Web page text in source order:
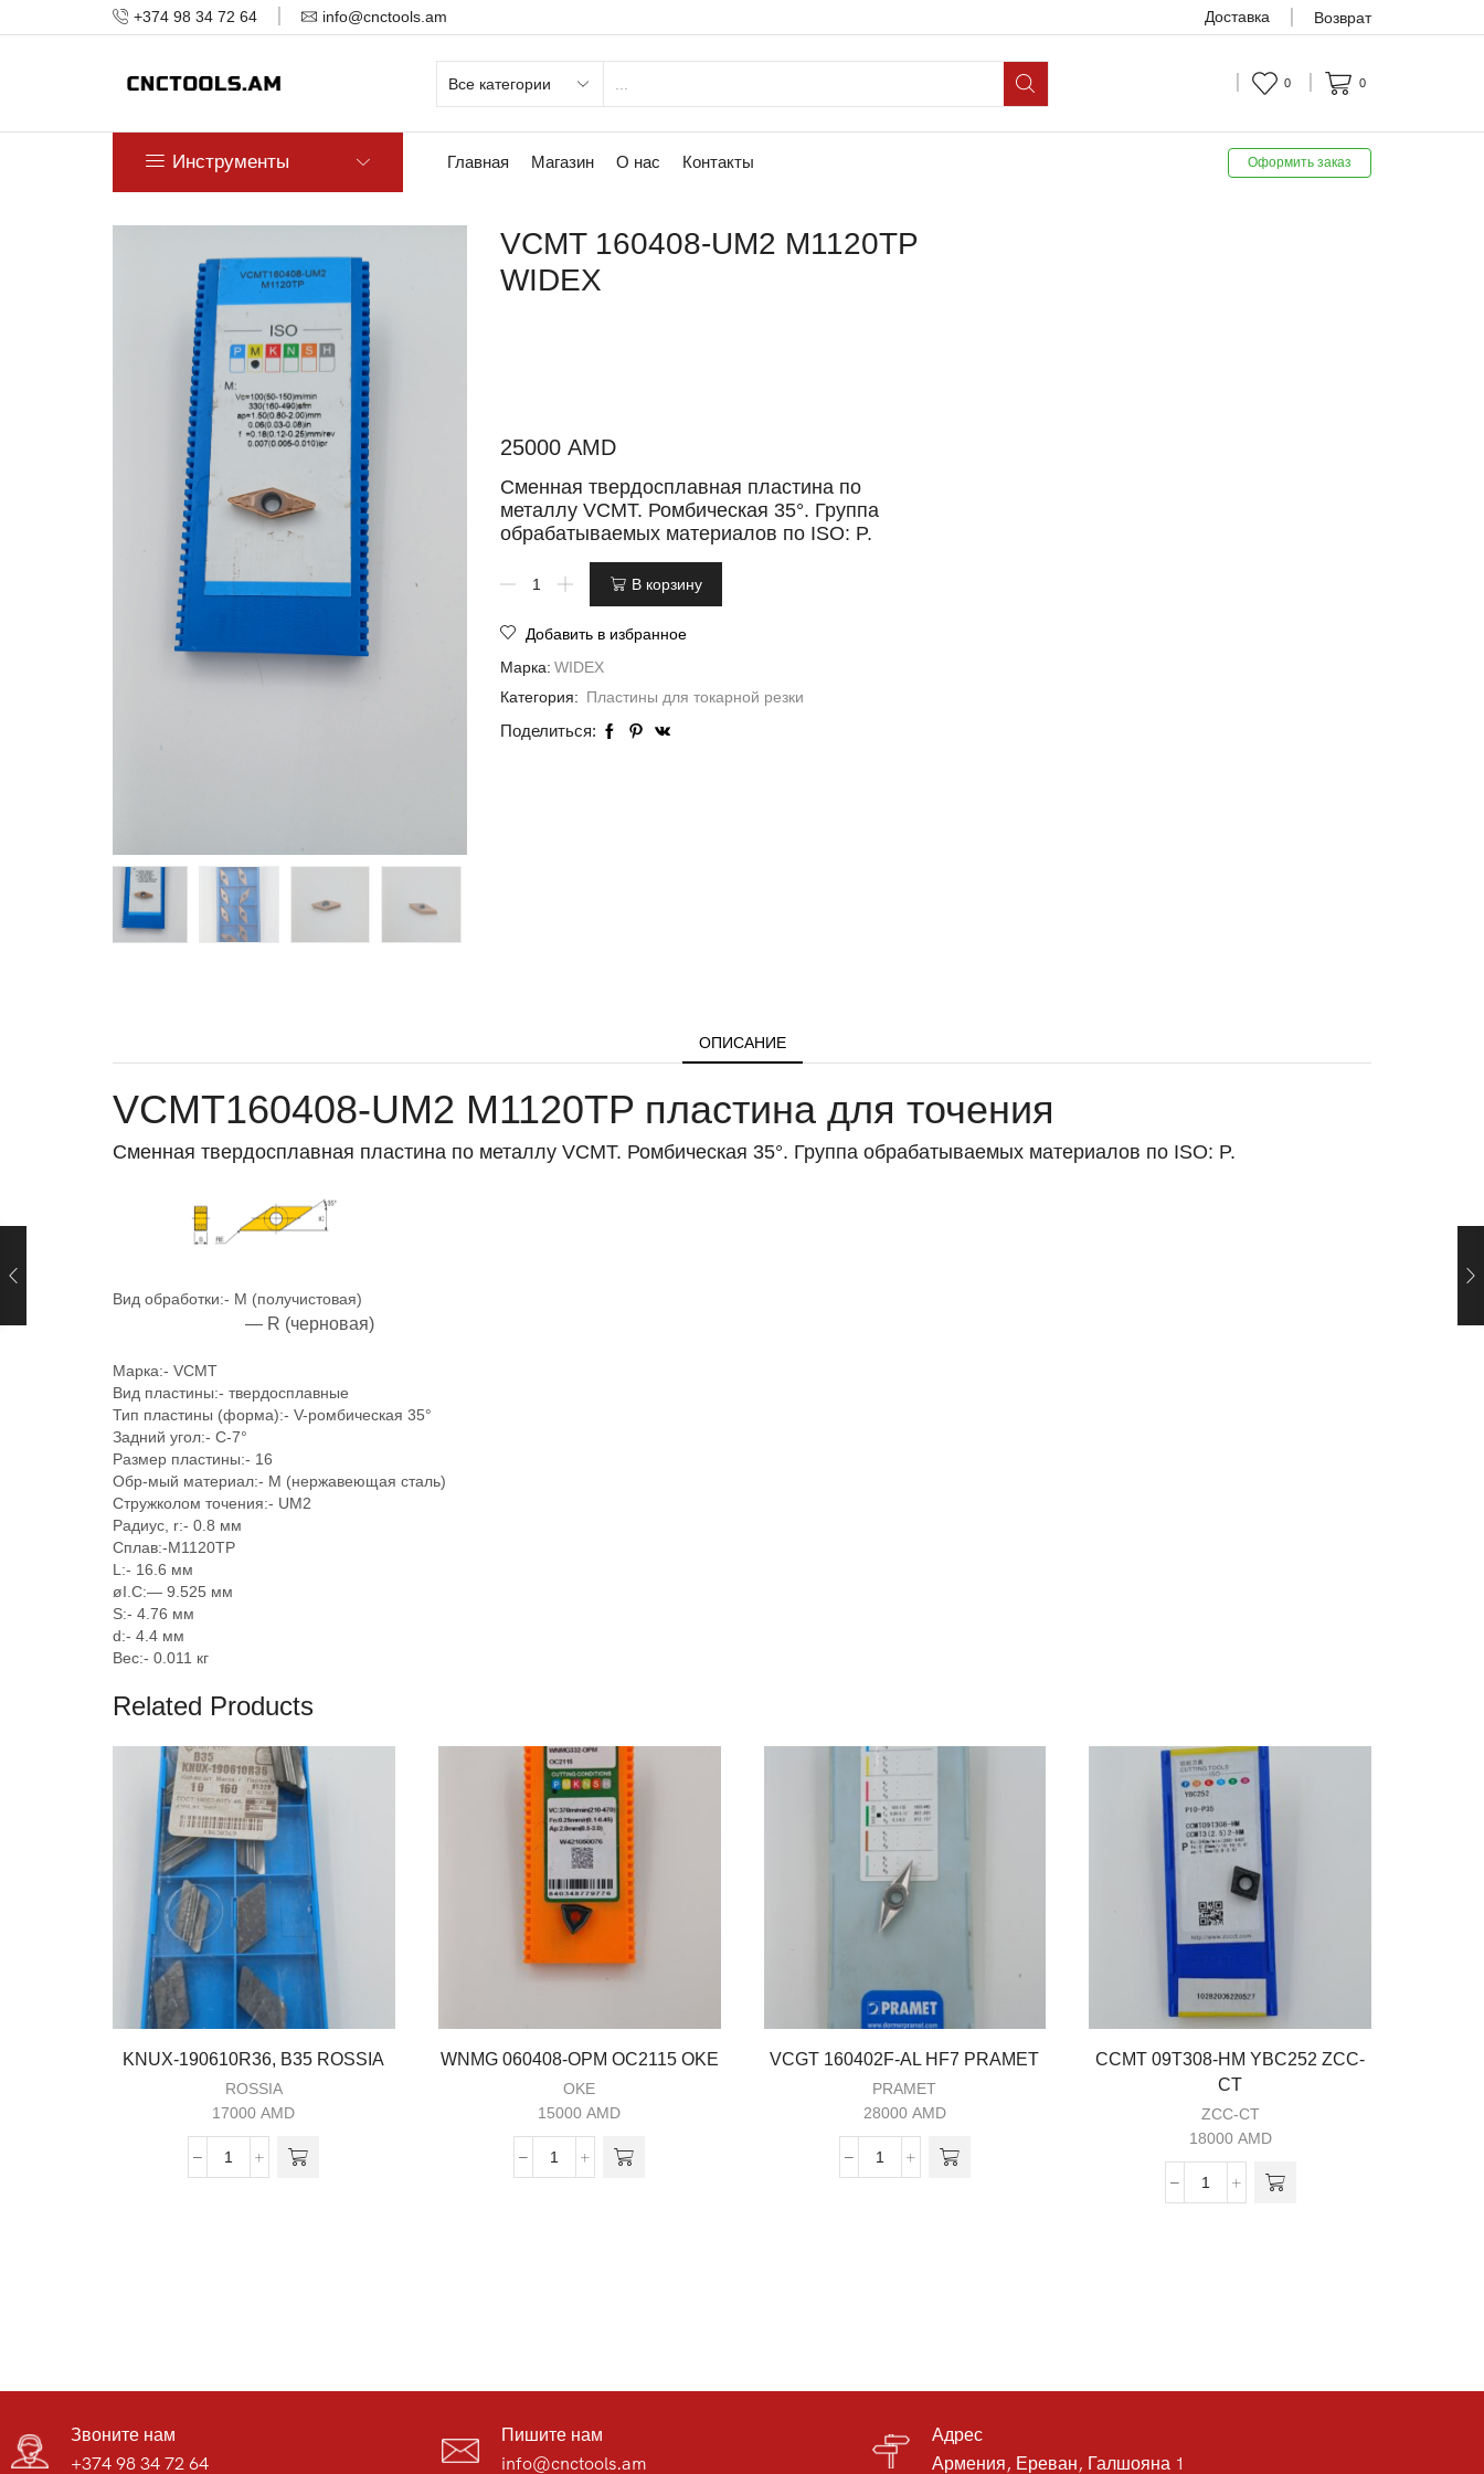
+374 98 34 72 64 info@cnctools.am Доставка Возврат
0 0
Инструменты Главная Магазин О нас Контакты Оформить заказ
VCMT 160408-UM2 M1120TP
WIDEX
25000 AMD
Сменная твердосплавная пластина по
металлу VCMT. Ромбическая 35°. Группа
обрабатываемых материалов по ISO: P.
В корзину
Добавить в избранное
Марка: WIDEX
Категория: Пластины для токарной резки
Поделиться:
ОПИСАНИЕ
VCMT160408-UM2 M1120TP пластина для точения
Сменная твердосплавная пластина по металлу VCMT. Ромбическая 35°. Группа обрабатываемых материалов по ISO: P.
Вид обработки:- M (получистовая)
— R (черновая)
Марка:- VCMT
Вид пластины:- твердосплавные
Тип пластины (форма):- V-ромбическая 35°
Задний угол:- C-7°
Размер пластины:- 16
Обр-мый материал:- M (нержавеющая сталь)
Стружколом точения:- UM2
Радиус, r:- 0.8 мм
Сплав:-M1120TP
L:- 16.6 мм
øI.C:— 9.525 мм
S:- 4.76 мм
d:- 4.4 мм
Вес:- 0.011 кг
Related Products
KNUX-190610R36, B35 ROSSIA
ROSSIA
17000AMD
WNMG 060408-OPM OC2115 OKE
OKE
15000AMD
VCGT 160402F-AL HF7 PRAMET
PRAMET
28000 AMD
CCMT 09T308-HM YBC252 ZCC-
CT
ZCC-CT
18000 AMD
Звоните нам
+374 98 34 72 64
Пишите нам
info@cnctools.am
Адрес
Армения, Ереван, Галшояна 1